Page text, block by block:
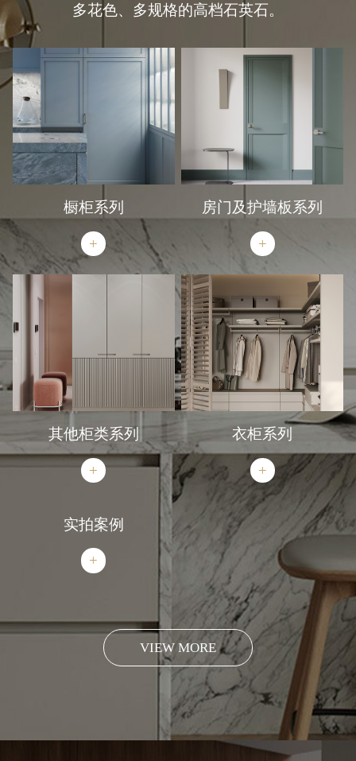
多花色、多规格的高档石英石。
橱柜系列
+
房门及护墙板系列
+
其他柜类系列
+
衣柜系列
+
实拍案例
+
VIEW MORE